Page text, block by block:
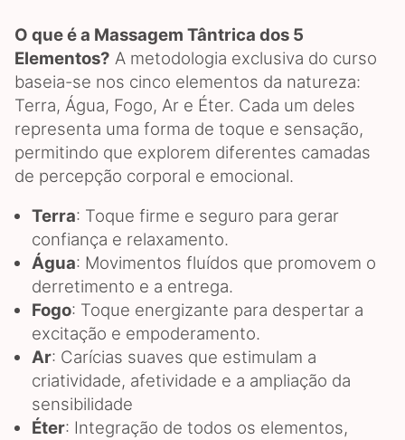
O que é a Massagem Tântrica dos 5
Elementos? A metodologia exclusiva do curso
baseia-se nos cinco elementos da natureza:
Terra, Água, Fogo, Ar e Éter. Cada um deles
representa uma forma de toque e sensação,
permitindo que explorem diferentes camadas
de percepção corporal e emocional.
Terra: Toque firme e seguro para gerar
confiança e relaxamento.
Água: Movimentos fluídos que promovem o
derretimento e a entrega.
Fogo: Toque energizante para despertar a
excitação e empoderamento.
Ar: Carícias suaves que estimulam a
criatividade, afetividade e a ampliação da
sensibilidade
Éter: Integração de todos os elementos,